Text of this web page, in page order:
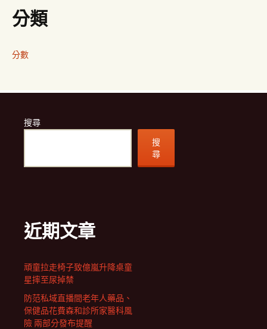
分類
分數
搜尋
搜
尋
近期文章
頑童拉走椅子致億嵐升降桌童
星摔至尿掉禁
防范私域直播間老年人藥品、
保健品花費森和診所家醫科風
險 兩部分發布提醒